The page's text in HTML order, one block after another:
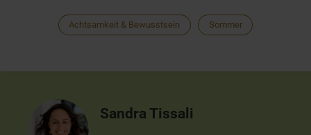
Achtsamkeit & Bewusstsein Sommer
Sandra Tissali